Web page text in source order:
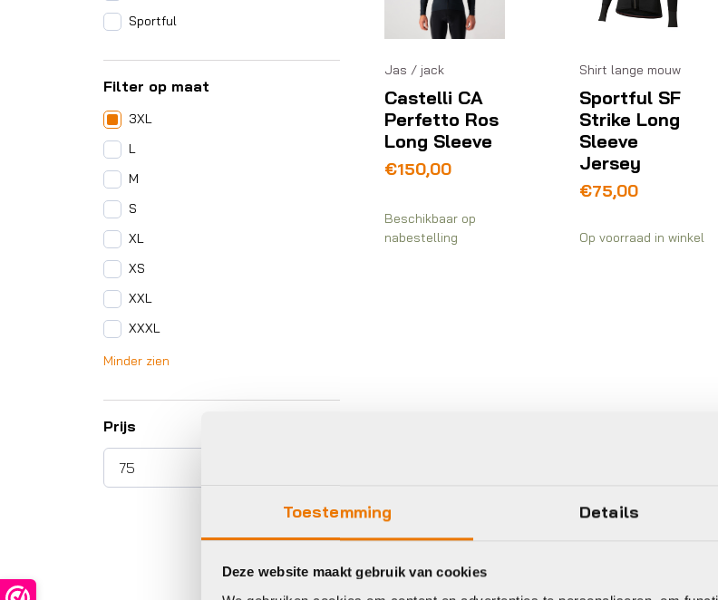
Toestemming Details
Deze website maakt gebruik van cookies
Sportful
Filter op maat
3XL
L
M
S
XL
XS
XXL
XXXL
Minder zien
Prijs
Jas / jack
Castelli CA
Perfetto Ros
Long Sleeve
€150,00
Beschikbaar op
nabestelling
Shirt lange mouw
Sportful SF
Strike Long
Sleeve
Jersey
€75,00
Op voorraad in winkel